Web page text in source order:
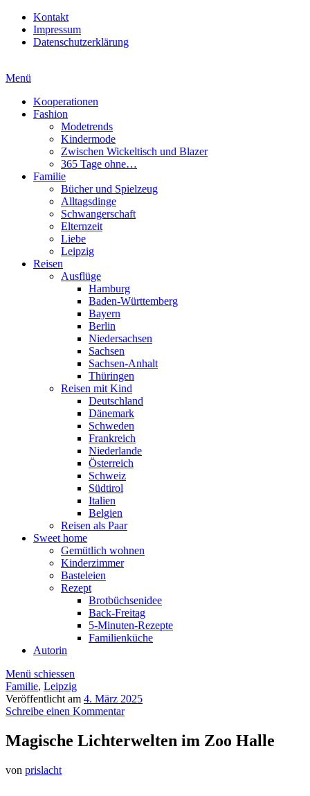
Kontakt
Impressum
Datenschutzerklärung
Menü
Kooperationen
Fashion
Modetrends
Kindermode
Zwischen Wickeltisch und Blazer
365 Tage ohne…
Familie
Bücher und Spielzeug
Alltagsdinge
Schwangerschaft
Elternzeit
Liebe
Leipzig
Reisen
Ausflüge
Hamburg
Baden-Württemberg
Bayern
Berlin
Niedersachsen
Sachsen
Sachsen-Anhalt
Thüringen
Reisen mit Kind
Deutschland
Dänemark
Schweden
Frankreich
Niederlande
Österreich
Schweiz
Südtirol
Italien
Belgien
Reisen als Paar
Sweet home
Gemütlich wohnen
Kinderzimmer
Basteleien
Rezept
Brotbüchsenidee
Back-Freitag
5-Minuten-Rezepte
Familienküche
Autorin
Menü schiessen
Familie, Leipzig
Veröffentlicht am 4. März 2025
Schreibe einen Kommentar
Magische Lichterwelten im Zoo Halle
von prislacht